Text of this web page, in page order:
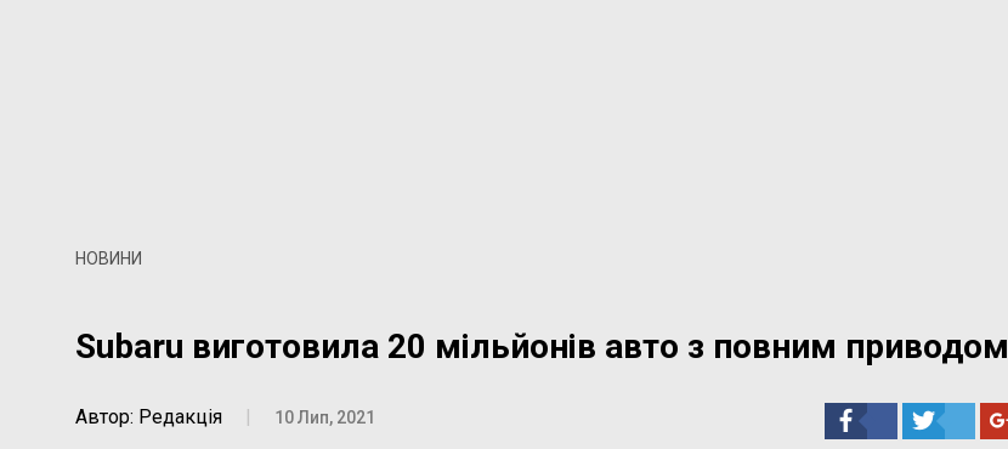
НОВИНИ
Subaru виготовила 20 мільйонів авто з повним приводом
Автор: Редакція | 10 Лип, 2021